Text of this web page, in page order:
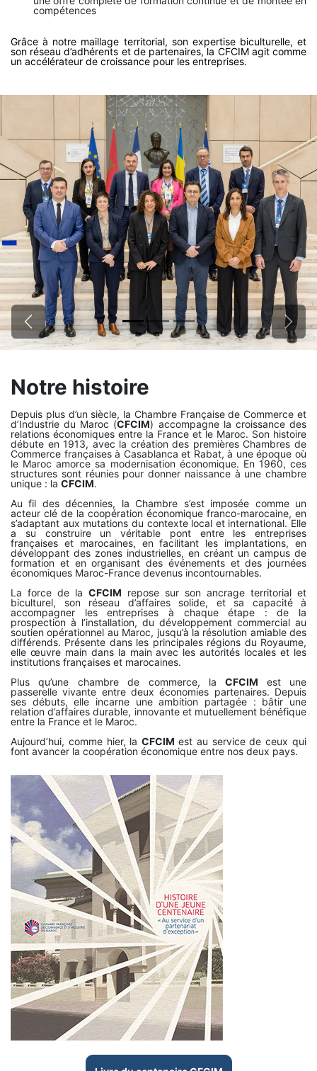
compétences
Grâce à notre maillage territorial, son expertise biculturelle, et
son réseau d’adhérents et de partenaires, la CFCIM agit comme
​un accélérateur de croissance pour les entreprises.
Précédent
Notre histoire
Depuis plus d’un siècle, la Chambre Française de Commerce et
d’Industrie du Maroc (CFCIM) accompagne la croissance des
relations économiques entre la France et le Maroc. Son histoire
débute en 1913, avec la création des premières Chambres de
Commerce françaises à Casablanca et Rabat, à une époque où
le Maroc amorce sa modernisation économique. En 1960, ces
structures sont réunies pour donner naissance à une chambre
unique : la CFCIM.
Au fil des décennies, la Chambre s’est imposée comme un
acteur clé de la coopération économique franco-marocaine, en
s’adaptant aux mutations du contexte local et international. Elle
a su construire un véritable pont entre les entreprises
françaises et marocaines, en facilitant les implantations, en
développant des zones industrielles, en créant un campus de
formation et en organisant des événements et des journées
économiques Maroc-France devenus incontournables.
La force de laCFCIM repose sur son ancrage territorial et
biculturel, son réseau d’affaires solide, et sa capacité à
accompagner les entreprises à chaque étape : de la
prospection à l’installation, du développement commercial au
soutien opérationnel au Maroc, jusqu’à la résolution amiable des
différends. Présente dans les principales régions du Royaume,
elle œuvre main dans la main avec les autorités locales et les
institutions françaises et marocaines.
Plus qu’une chambre de commerce, laCFCIM est une
passerelle vivante entre deux économies partenaires. Depuis
ses débuts, elle incarne une ambition partagée : bâtir une
relation d’affaires durable, innovante et mutuellement bénéfique
entre la France et le Maroc.
Aujourd’hui, comme hier, laCFCIMest au service de ceux qui
font avancer la coopération économique entre nos deux pays.